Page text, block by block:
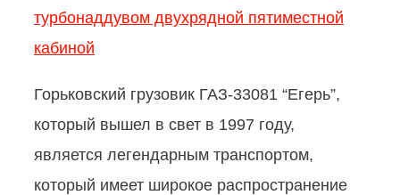
Горьковский грузовик ГАЗ-33081 “Егерь”,
который вышел в свет в 1997 году,
является легендарным транспортом,
который имеет широкое распространение